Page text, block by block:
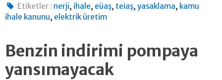
Etiketler : nerji, ihale, eüaş, teiaş,yasaklama, kamu
ihale kanunu, elektrik üretim
Benzin indirimi pompaya
yansımayacak